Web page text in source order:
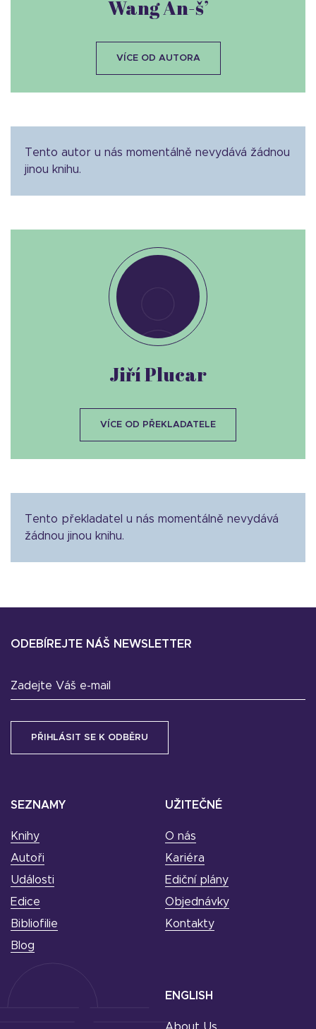
Tento autor u nás momentálně nevydává žádnou
jinou knihu.
Wang An-š’
VÍCE OD AUTORA
Tento překladatel u nás momentálně nevydává
žádnou jinou knihu.
Jiří Plucar
VÍCE OD PŘEKLADATELE
SEZNAMY
Knihy
Autoři
Události
Edice
Bibliofilie
Blog
UŽITEČNÉ
O nás
Kariéra
Ediční plány
Objednávky
Kontakty
ODEBÍREJTE NÁŠ NEWSLETTER
Zadejte Váš e-mail
ENGLISH